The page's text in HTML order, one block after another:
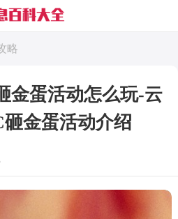
略
金蛋活动怎么玩-云
金蛋活动介绍